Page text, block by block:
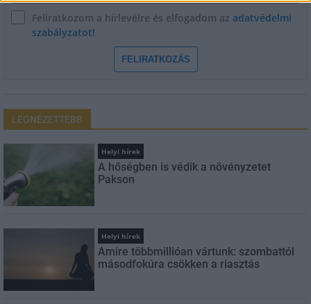
Feliratkozom a hírlevélre és elfogadom az adatvédelmi
szabályzatot!
FELIRATKOZÁS
LEGNÉZETTEBB
Helyi hírek
A hőségben is védik a növényzetet
Pakson
Helyi hírek
Amire többmillióan vártunk: szombattól
másodfokúra csökken a riasztás